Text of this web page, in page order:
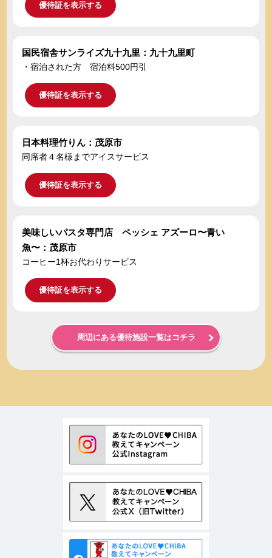
優待証を表示する
国民宿舎サンライズ九十九里：九十九里町
・宿泊された方 宿泊料500円引
優待証を表示する
日本料理竹りん：茂原市
同席者４名様までアイスサービス
優待証を表示する
美味しいパスタ専門店 ペッシェ アズーロ〜青い
魚〜：茂原市
コーヒー1杯お代わりサービス
優待証を表示する
周辺にある優待施設一覧はコチラ